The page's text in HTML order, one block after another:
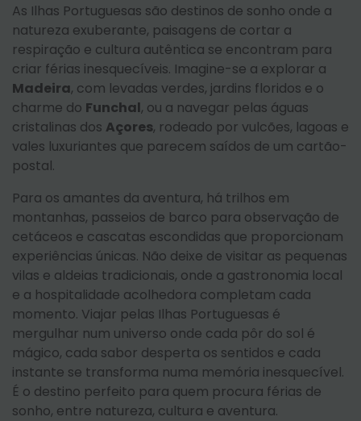
As Ilhas Portuguesas são destinos de sonho onde a
natureza exuberante, paisagens de cortar a
respiração e cultura autêntica se encontram para
criar férias inesquecíveis. Imagine-se a explorar a
Madeira, com levadas verdes, jardins floridos e o
charme do Funchal, ou a navegar pelas águas
cristalinas dos Açores, rodeado por vulcões, lagoas e
vales luxuriantes que parecem saídos de um cartão-
postal.
Para os amantes da aventura, há trilhos em
montanhas, passeios de barco para observação de
cetáceos e cascatas escondidas que proporcionam
experiências únicas. Não deixe de visitar as pequenas
vilas e aldeias tradicionais, onde a gastronomia local
e a hospitalidade acolhedora completam cada
momento. Viajar pelas Ilhas Portuguesas é
mergulhar num universo onde cada pôr do sol é
mágico, cada sabor desperta os sentidos e cada
instante se transforma numa memória inesquecível.
É o destino perfeito para quem procura férias de
sonho, entre natureza, cultura e aventura.